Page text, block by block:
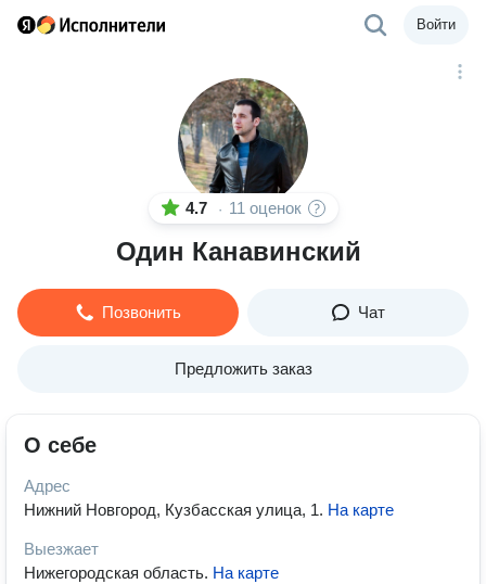
Войти
4.7 · 11 оценок
Один Канавинский
Позвонить Чат
Предложить заказ
О себе
Адрес
Нижний Новгород, Кузбасская улица, 1. На карте
Выезжает
Нижегородская область. На карте